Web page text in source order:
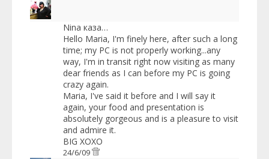
Nina каза…
Hello Maria, I'm finely here, after such a long
time; my PC is not properly working...any
way, I'm in transit right now visiting as many
dear friends as I can before my PC is going
crazy again.
Maria, I've said it before and I will say it
again, your food and presentation is
absolutely gorgeous and is a pleasure to visit
and admire it.
BIG XOXO
24/6/09